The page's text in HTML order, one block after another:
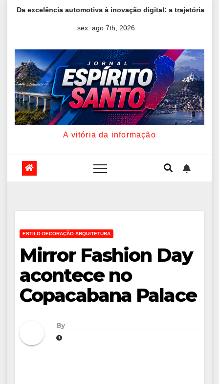
automotiva à inovação digital: a trajetória internacional da
sex. ago 7th, 2026
A vitória da informação
ESTILO DECORAÇÃO ARQUITETURA
Mirror Fashion Day
acontece no
Copacabana Palace
By